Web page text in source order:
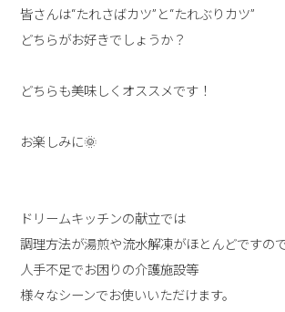
皆さんは“たれさばカツ”と“たれぶりカツ”
どちらがお好きでしょうか？
どちらも美味しくオススメです！
お楽しみに🌞
ドリームキッチンの献立では
調理方法が湯煎や流水解凍がほとんどですの
人手不足でお困りの介護施設等
様々なシーンでお使いいただけます。